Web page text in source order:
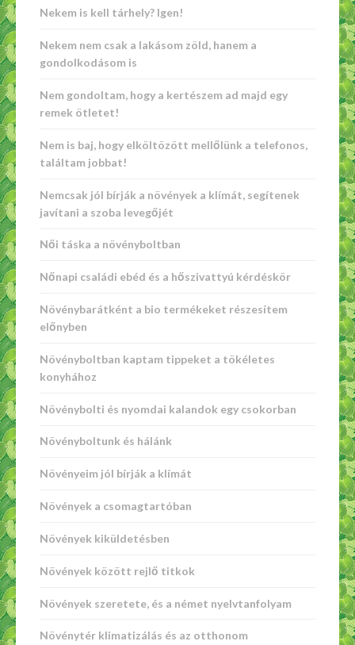
Nekem is kell tárhely? Igen!
Nekem nem csak a lakásom zöld, hanem a
gondolkodásom is
Nem gondoltam, hogy a kertészem ad majd egy
remek ötletet!
Nem is baj, hogy elköltözött mellőlünk a telefonos,
találtam jobbat!
Nemcsak jól bírják a növények a klímát, segítenek
javítani a szoba levegőjét
Női táska a növényboltban
Nőnapi családi ebéd és a hőszivattyú kérdéskör
Növénybarátként a bio termékeket részesítem
előnyben
Növényboltban kaptam tippeket a tökéletes
konyhához
Növénybolti és nyomdai kalandok egy csokorban
Növényboltunk és hálánk
Növényeim jól bírják a klímát
Növények a csomagtartóban
Növények kiküldetésben
Növények között rejlő titkok
Növények szeretete, és a német nyelvtanfolyam
Növénytér klimatizálás és az otthonom